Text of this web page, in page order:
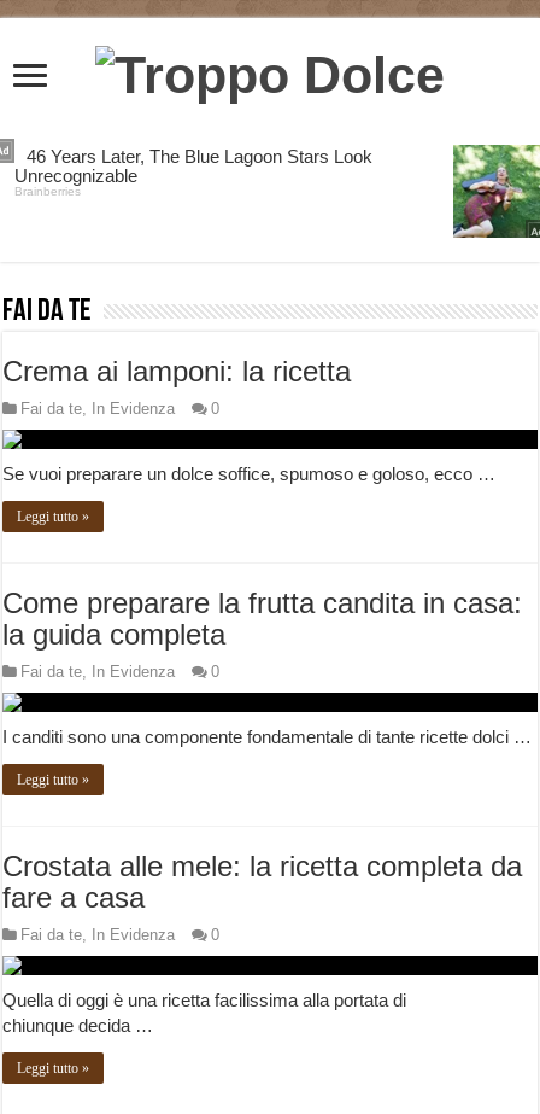
Fai da te
Crema ai lamponi: la ricetta
Fai da te, In Evidenza 0
Se vuoi preparare un dolce soffice, spumoso e goloso, ecco …
Leggi tutto »
Come preparare la frutta candita in casa:
la guida completa
Fai da te, In Evidenza 0
I canditi sono una componente fondamentale di tante ricette dolci …
Leggi tutto »
Crostata alle mele: la ricetta completa da
fare a casa
Fai da te, In Evidenza 0
Quella di oggi è una ricetta facilissima alla portata di
chiunque decida …
Leggi tutto »